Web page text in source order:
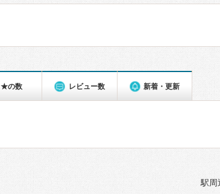
★の数 レビュー数 新着・更新
駅周